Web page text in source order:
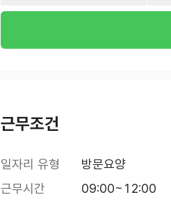
근무조건
일자리 유형
방문요양
근무시간
09:00~12:00